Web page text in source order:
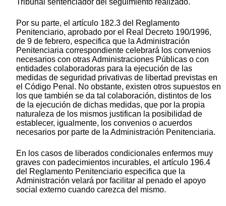
Tribunal sentenciador del seguimiento realizado.
Por su parte, el artículo 182.3 del Reglamento
Penitenciario, aprobado por el Real Decreto 190/1996,
de 9 de febrero, especifica que la Administración
Penitenciaria correspondiente celebrará los convenios
necesarios con otras Administraciones Públicas o con
entidades colaboradoras para la ejecución de las
medidas de seguridad privativas de libertad previstas en
el Código Penal. No obstante, existen otros supuestos en
los que también se da tal colaboración, distintos de los
de la ejecución de dichas medidas, que por la propia
naturaleza de los mismos justifican la posibilidad de
establecer, igualmente, los convenios o acuerdos
necesarios por parte de la Administración Penitenciaria.
En los casos de liberados condicionales enfermos muy
graves con padecimientos incurables, el artículo 196.4
del Reglamento Penitenciario especifica que la
Administración velará por facilitar al penado el apoyo
social externo cuando carezca del mismo.